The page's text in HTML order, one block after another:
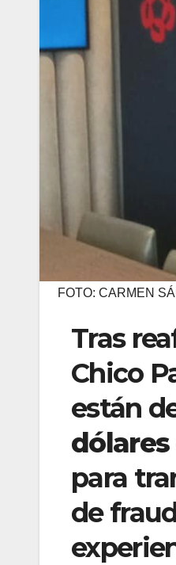
FOTO: CARMEN
Tras
Chico
están
para
de